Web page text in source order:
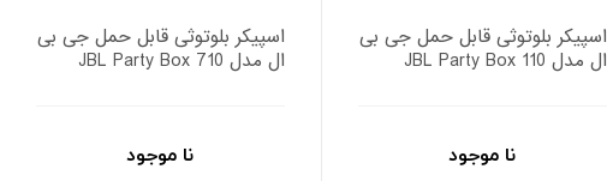
اسپیکر بلوتوثی قابل حمل جی بی
ال مدل JBL Party Box 110
نا موجود
اسپیکر بلوتوثی قابل حمل جی بی
ال مدل JBL Party Box 710
نا موجود